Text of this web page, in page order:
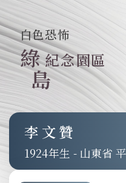
白色恐怖
綠
島
紀念園區
李文贊
1924 - 山東省